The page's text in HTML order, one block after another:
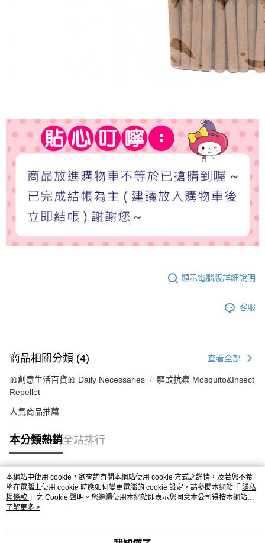
顯示電腦版詳細說明
客服
商品相關分類 (4) 查看全部
🎀創意生活百貨🎀 Daily Necessaries
驅蚊抗蟲 Mosquito&Insect
Repellet
人氣商品推薦
本分類熱銷全站排行
熱門標籤
本網站中使用 cookie，欲查詢有關本網站使用 cookie 方式之詳情，及若您不希
望在電腦上使用 cookie 時應如何變更電腦的 cookie 設定，請參閱本網站「 隱私
權條款 」之 Cookie 聲明。您繼續使用本網站即表示您同意本公司得按本網站使
用條款之 Cookie 聲明使用 cookie。
了解更多 >